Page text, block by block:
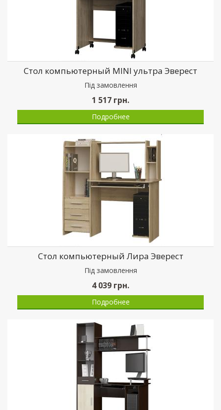
Стол компьютерный MINI ультра Эверест
Пiд замовлення
1 517 грн.
Подробнее
Стол компьютерный Лира Эверест
Пiд замовлення
4 039 грн.
Подробнее